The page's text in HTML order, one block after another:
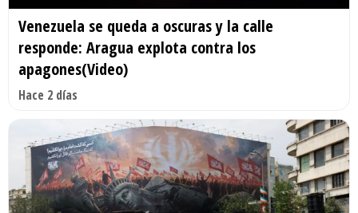
Venezuela se queda a oscuras y la calle
responde: Aragua explota contra los
apagones(Video)
Hace 2 días